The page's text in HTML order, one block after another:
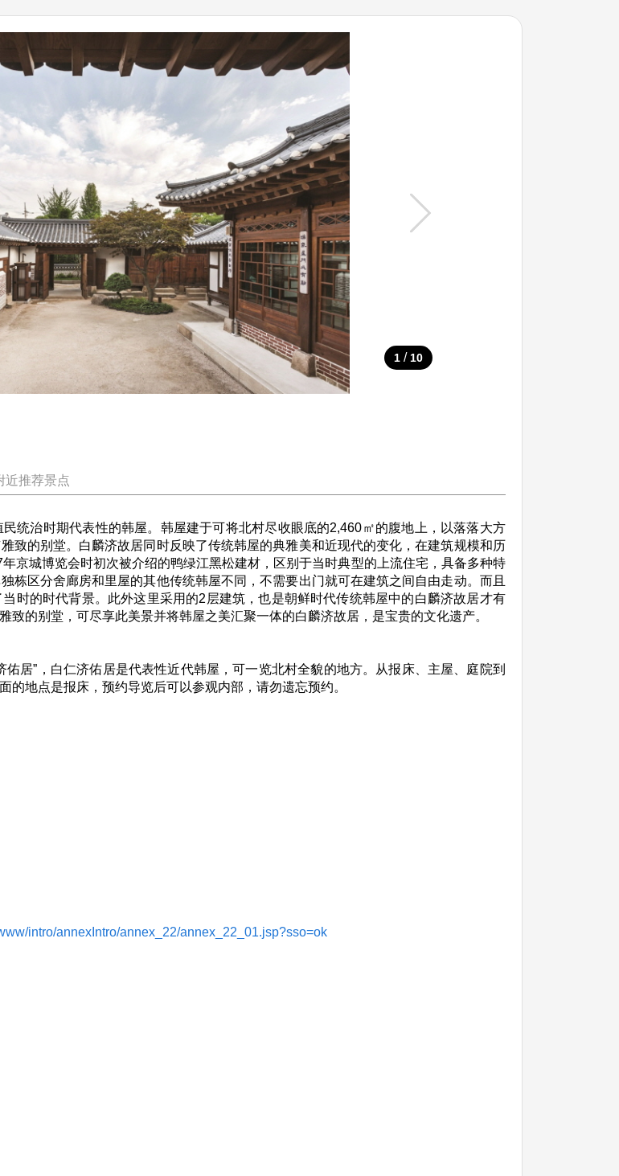
1 / 10
近推荐景点
统治时期代表性的韩屋。韩屋建于可将北村尽收眼底的2,460㎡的腹地上，以落落大方
致的别堂。白麟济故居同时反映了传统韩屋的典雅美和近现代的变化，在建筑规模和历
京城博览会时初次被介绍的鸭绿江黑松建材，区别于当时典型的上流住宅，具备多种特
栋区分舍廊房和里屋的其他传统韩屋不同，不需要出门就可在建筑之间自由走动。而且
时的时代背景。此外这里采用的2层建筑，也是朝鲜时代传统韩屋中的白麟济故居才有
的别堂，可尽享此美景并将韩屋之美汇聚一体的白麟济故居，是宝贵的文化遗产。
居”，白仁济佑居是代表性近代韩屋，可一览北村全貌的地方。从报床、主屋、庭院到
地点是报床，预约导览后可以参观内部，请勿遗忘预约。
intro/annexIntro/annex_22/annex_22_01.jsp?sso=ok